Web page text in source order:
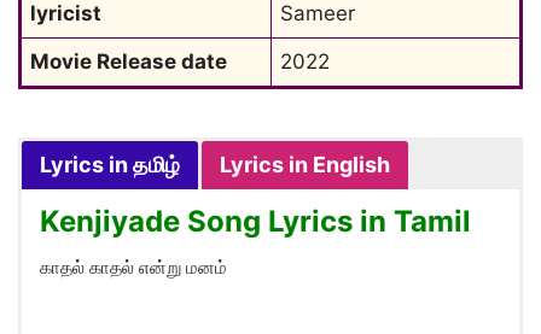
lyricist
Sameer
Movie Release date
2022
Lyrics in தமிழ் Lyrics in English
Kenjiyade Song Lyrics in Tamil
காதல் காதல் என்று மனம்